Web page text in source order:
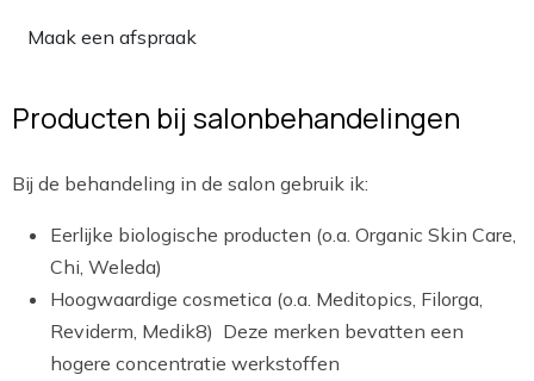
Maak een afspraak
Producten bij salonbehandelingen
Bij de behandeling in de salon gebruik ik:
Eerlijke biologische producten (o.a. Organic Skin Care,
Chi, Weleda)
Hoogwaardige cosmetica (o.a. Meditopics, Filorga,
Reviderm, Medik8) Deze merken bevatten een
hogere concentratie werkstoffen